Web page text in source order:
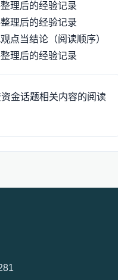
理后的经验记录
理后的经验记录
点当结论（阅读顺序）
理后的经验记录
金话题相关内容的阅读